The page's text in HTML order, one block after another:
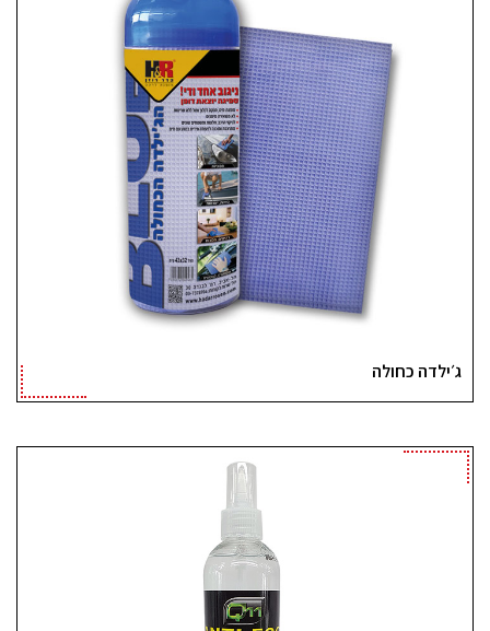
ג׳ילדה כחולה